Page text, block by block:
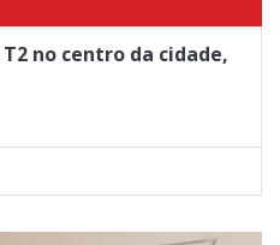
no centro da cidade,